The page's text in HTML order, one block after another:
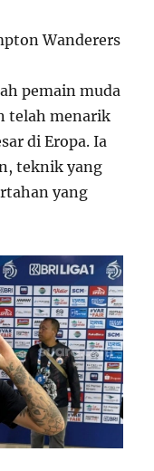
Wanderers
pemain muda
telah menarik
di Eropa. Ia
teknik yang
yang